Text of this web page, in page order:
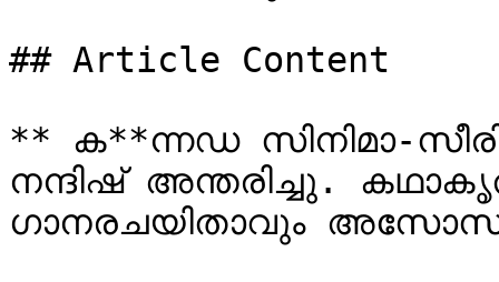
## Article Content
** ക**ന്നഡ സിനിമാ-
നന്ദിഷ് അന്തരിച്ചു.
ഗാനരചയിതാവും